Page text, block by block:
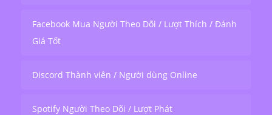
Facebook Mua Người Theo Dõi / Lượt Thích / Đánh
Giá Tốt
Discord Thành viên / Người dùng Online
Spotify Người Theo Dõi / Lượt Phát